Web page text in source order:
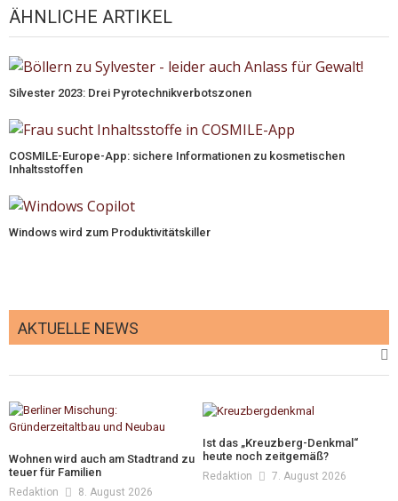
ÄHNLICHE ARTIKEL
Silvester 2023: Drei Pyrotechnikverbotszonen
COSMILE-Europe-App: sichere Informationen zu kosmetischen
Inhaltsstoffen
Windows wird zum Produktivitätskiller
AKTUELLE NEWS
Wohnen wird auch am Stadtrand zu
teuer für Familien
Redaktion 8. August 2026
Ist das „Kreuzberg-Denkmal“
heute noch zeitgemäß?
Redaktion 7. August 2026